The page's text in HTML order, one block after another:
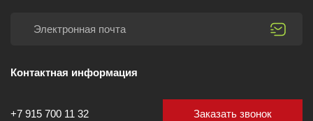
Контактная информация
+7 915 700 11 32 Заказать звонок